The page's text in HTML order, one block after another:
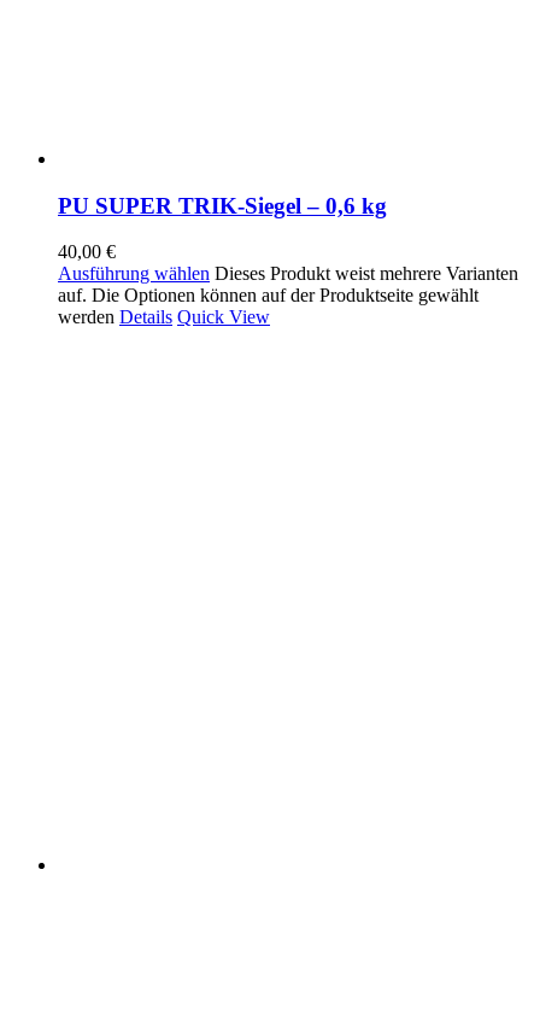
PU SUPER TRIK-Siegel – 0,6 kg
40,00 €
Ausführung wählen Dieses Produkt weist mehrere Varianten
auf. Die Optionen können auf der Produktseite gewählt
werden Details Quick View